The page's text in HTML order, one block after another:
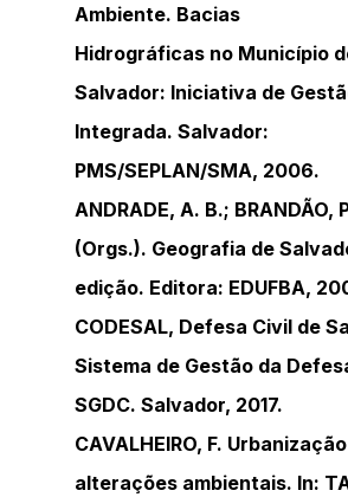
Ambiente. Bacias
Hidrográficas no Município
Salvador: Iniciativa de
Integrada. Salvador:
PMS/SEPLAN/SMA, 2006.
ANDRADE, A. B.; BRANDÃO,
(Orgs.). Geografia de
edição. Editora: EDUFBA,
CODESAL, Defesa Civil de
Sistema de Gestão da
SGDC. Salvador, 2017.
CAVALHEIRO, F.
alterações ambientais. In: